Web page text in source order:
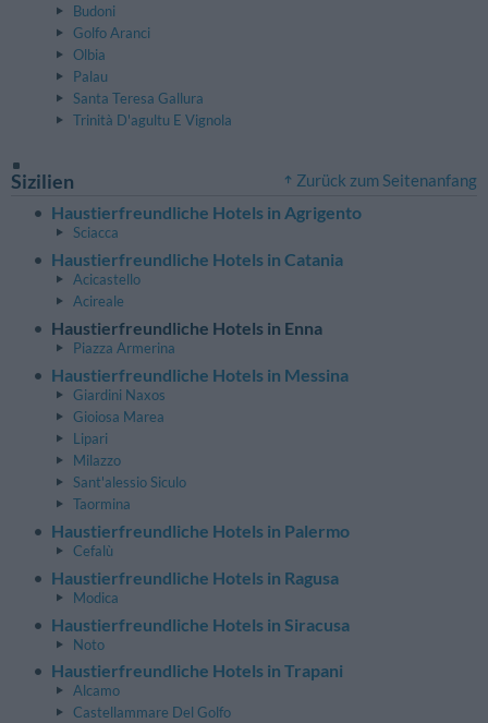
Budoni
Golfo Aranci
Olbia
Palau
Santa Teresa Gallura
Trinità D'agultu E Vignola
Sizilien Zurück zum Seitenanfang
Haustierfreundliche Hotels in Agrigento
Sciacca
Haustierfreundliche Hotels in Catania
Acicastello
Acireale
Haustierfreundliche Hotels in Enna
Piazza Armerina
Haustierfreundliche Hotels in Messina
Giardini Naxos
Gioiosa Marea
Lipari
Milazzo
Sant'alessio Siculo
Taormina
Haustierfreundliche Hotels in Palermo
Cefalù
Haustierfreundliche Hotels in Ragusa
Modica
Haustierfreundliche Hotels in Siracusa
Noto
Haustierfreundliche Hotels in Trapani
Alcamo
Castellammare Del Golfo